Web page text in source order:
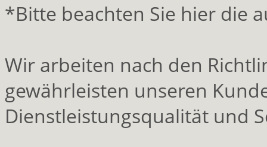
*Bitte beachten Sie hier die
Wir arbeiten nach den
gewährleisten unseren
Dienstleistungsqualität und